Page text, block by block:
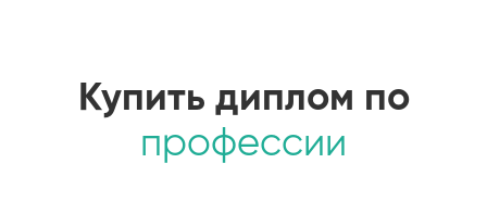
Купить диплом по
профессии